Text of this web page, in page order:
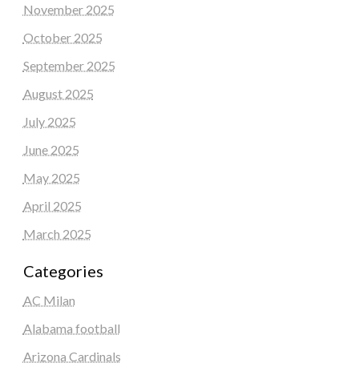
November 2025
October 2025
September 2025
August 2025
July 2025
June 2025
May 2025
April 2025
March 2025
Categories
AC Milan
Alabama football
Arizona Cardinals